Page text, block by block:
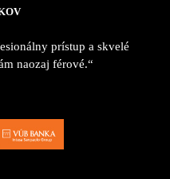
prístup a skvelé
naozaj férové.“